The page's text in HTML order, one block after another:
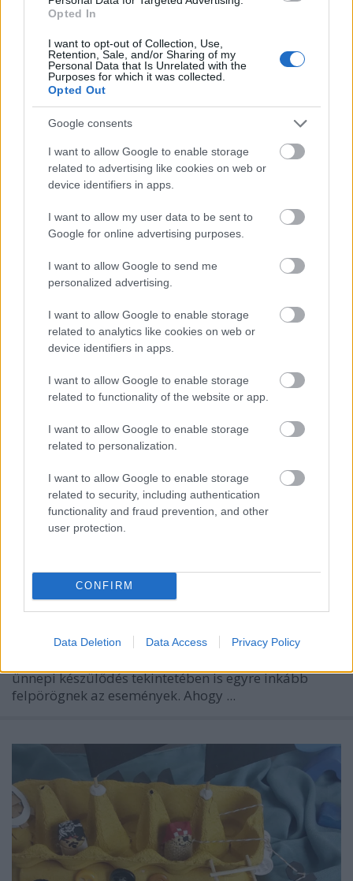
Opted In
I want to opt-out of Collection, Use,
Retention, Sale, and/or Sharing of my
Personal Data that Is Unrelated with the
Purposes for which it was collected.
Opted Out
Google consents
I want to allow Google to enable storage
related to advertising like cookies on web or
device identifiers in apps.
I want to allow my user data to be sent to
Google for online advertising purposes.
I want to allow Google to send me
personalized advertising.
I want to allow Google to enable storage
related to analytics like cookies on web or
device identifiers in apps.
I want to allow Google to enable storage
related to functionality of the website or app.
I want to allow Google to enable storage
related to personalization.
I want to allow Google to enable storage
related to security, including authentication
functionality and fraud prevention, and other
user protection.
CONFIRM
Data Deletion Data Access Privacy Policy
A tavaszi ötletek sorában most egy régi kedvenc
következik, úgy a figurát, mint az elkészítés
módszerét illetően. Az aranyos bárányokat ...
Vásárlásmentes adventi
naptárötletek a meghitt
színesötletek_team •2024. november 28.
ünnepi készülődés tekintetében is egyre inkább
felpörögnek az események. Ahogy ...